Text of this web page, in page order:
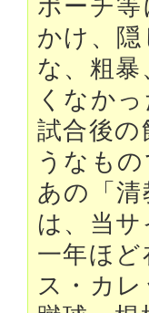
ポーチ
かけ、
な、粗
くなか
試合後
うなもの
あの「
は、当
一年ほ
ス・カレ